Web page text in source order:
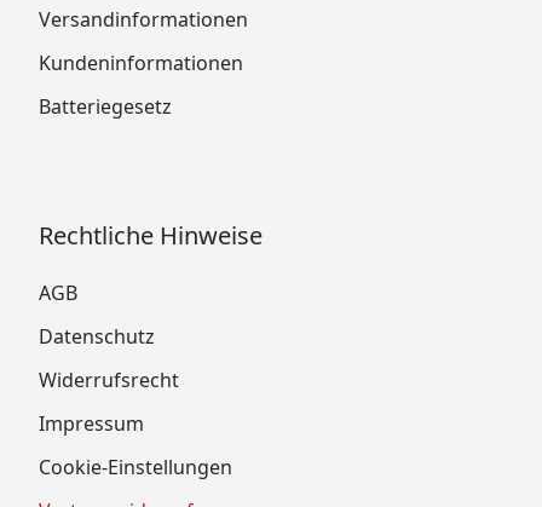
Versandinformationen
Kundeninformationen
Batteriegesetz
Rechtliche Hinweise
AGB
Datenschutz
Widerrufsrecht
Impressum
Cookie-Einstellungen